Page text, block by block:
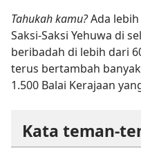
Tahukah kamu?Ada lebih
Saksi-Saksi Yehuwa di
beribadah di lebih dari
terus bertambah
1.500 Balai Kerajaan
Kata teman-